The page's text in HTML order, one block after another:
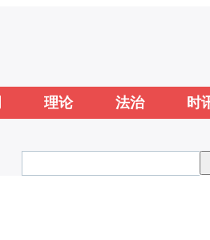
理论 法治
时